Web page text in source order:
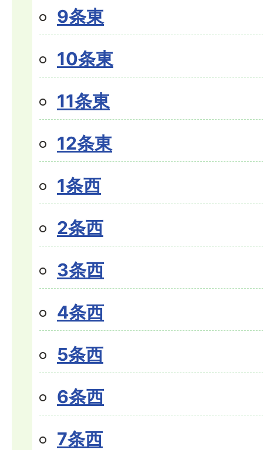
9条東
10条東
11条東
12条東
1条西
2条西
3条西
4条西
5条西
6条西
7条西